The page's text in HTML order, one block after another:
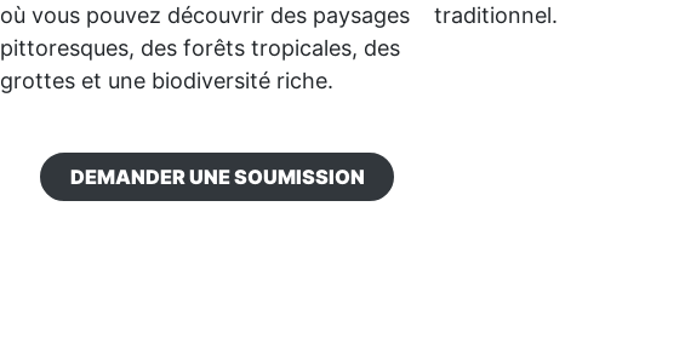
où vous pouvez découvrir des paysages
pittoresques, des forêts tropicales, des
grottes et une biodiversité riche.
traditionnel.
DEMANDER UNE SOUMISSION